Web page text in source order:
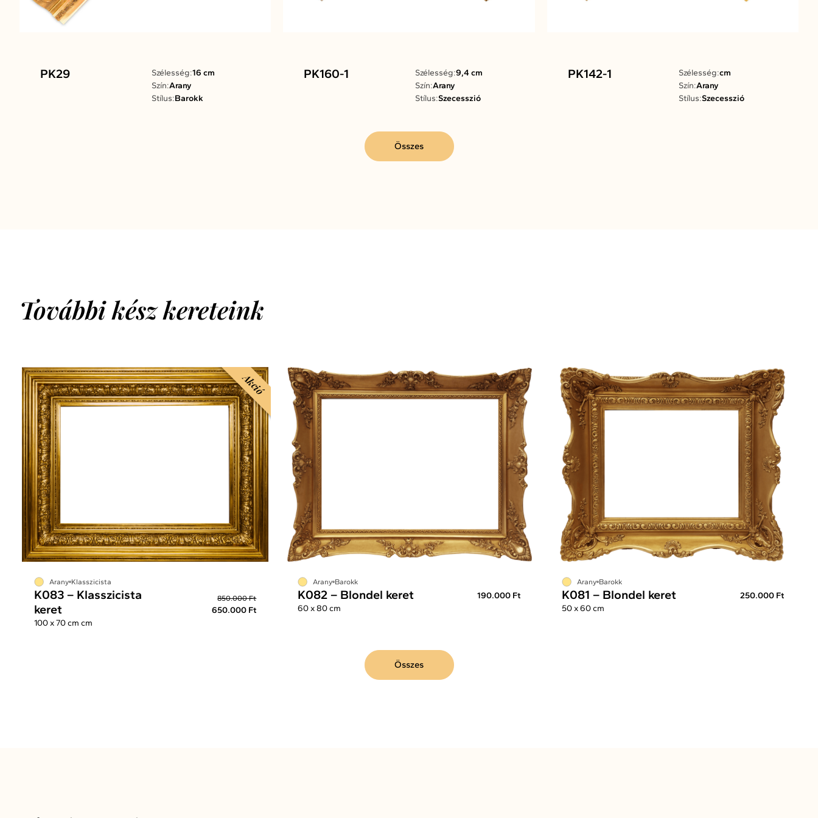
PK29 Szélesség:16 cm
Szín:Arany
Stílus:Barokk
PK160-1 Szélesség:9,4 cm
Szín:Arany
Stílus:Szecesszió
PK142-1 Szélesség:cm
Szín:Arany
Stílus:Szecesszió
Összes
További kész kereteink
Akció
Arany Klasszicista
K083 – Klasszicista
keret
850.000 Ft
650.000 Ft
100 x 70 cm cm
Arany Barokk
K082 – Blondel keret
190.000 Ft
60 x 80 cm
Arany Barokk
K081 – Blondel keret
250.000 Ft
50 x 60 cm
Összes